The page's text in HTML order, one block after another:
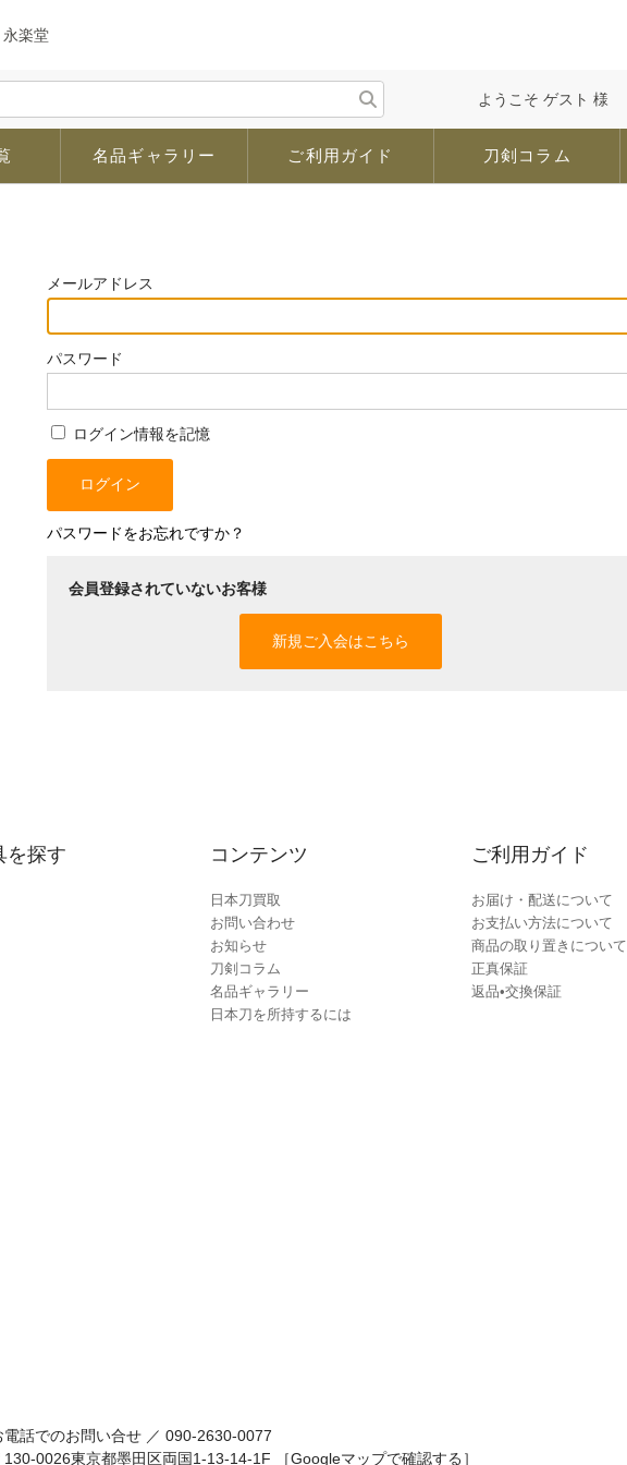
永楽堂
ようこそ ゲスト 様
名品ギャラリー ご利用ガイド 刀剣コラム
メールアドレス
パスワード
ログイン情報を記憶
パスワードをお忘れですか？
会員登録されていないお客様
新規ご入会はこちら
を探す コンテンツ
日本刀買取
お問い合わせ
お知らせ
刀剣コラム
名品ギャラリー
日本刀を所持するには
ご利用ガイド
お届け・配送について
お支払い方法について
商品の取り置きについて
正真保証
返品•交換保証
電話でのお問い合せ ／ 090-2630-0077
130-0026東京都墨田区両国1-13-14-1F
［Googleマップで確認する］